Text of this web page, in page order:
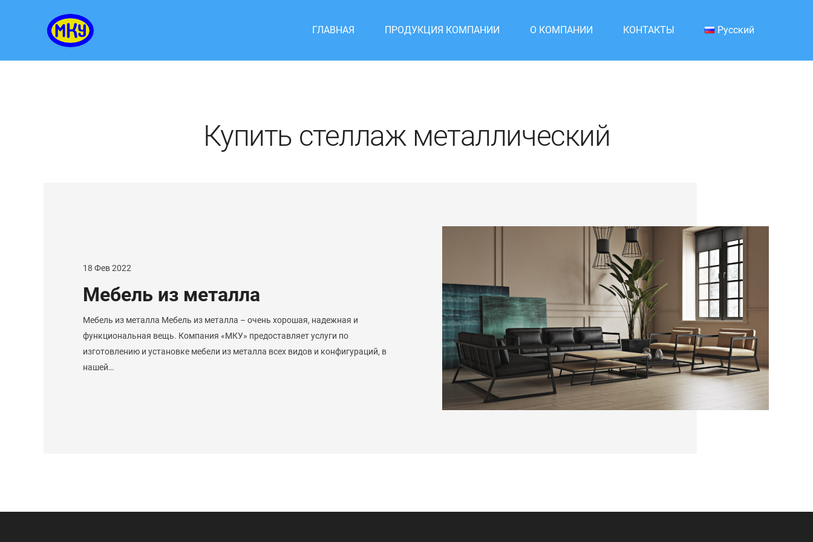
ГЛАВНАЯ ПРОДУКЦИЯ КОМПАНИИ О КОМПАНИИ КОНТАКТЫ Русский
Купить стеллаж металлический
18 Фев 2022
Мебель из металла
Мебель из металла Мебель из металла – очень хорошая, надежная и
функциональная вещь. Компания «МКУ» предоставляет услуги по
изготовлению и установке мебели из металла всех видов и конфигураций, в
нашей…